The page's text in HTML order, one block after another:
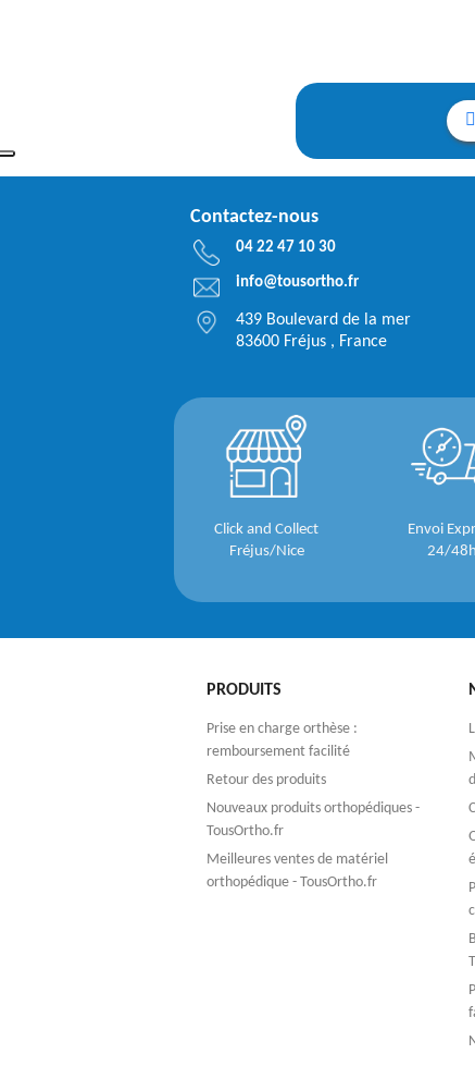
Contactez-nous
04 22 47 10 30
info@tousortho.fr
439 Boulevard de la mer
83600 Fréjus , France
Click and Collect
Fréjus/Nice
Envoi
24/48h
PRODUITS
Prise en charge orthèse :
remboursement facilité
Retour des produits
Nouveaux produits orthopédiques -
TousOrtho.fr
Meilleures ventes de matériel
orthopédique - TousOrtho.fr